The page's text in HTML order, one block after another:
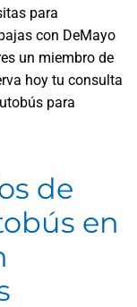
para
con DeMayo
un miembro de
hoy tu consulta
para
de
en